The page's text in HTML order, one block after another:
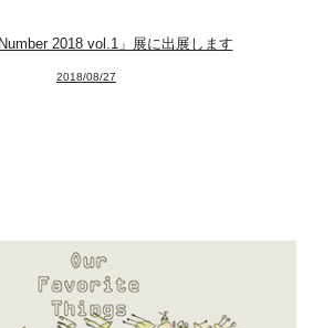
ートサポートセンター
2018 vol.1」展に出展します
2018/08/27